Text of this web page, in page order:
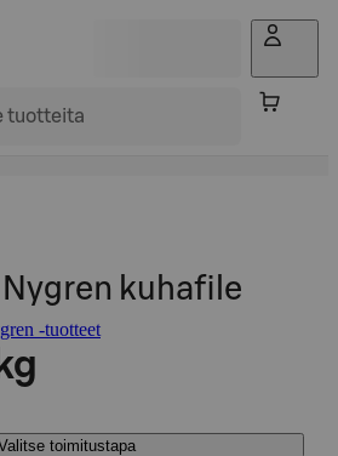
kuhafile
-tuotteet
toimitustapa